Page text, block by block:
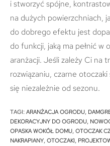
i stworzyć spójne,
na dużych powierzchniach,
do dobrego efektu jest
do funkcji, jaką ma pełnić w
aranżacji. Jeśli zależy Ci na
rozwiązaniu, czarne
się niezależnie od sezonu.
TAGI: ARANŻACJA OGRODU,
DEKORACYJNY DO OGRODU,
OPASKA WOKÓŁ DOMU, OTOCZAK
NAKRAPIANY, OTOCZAKI,